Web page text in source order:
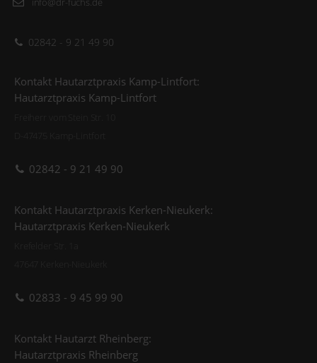
02842 - 9 21 49 90
Kontakt Hautarztpraxis Kamp-Lintfort:
Hautarztpraxis Kamp-Lintfort
02842 - 9 21 49 90
Kontakt Hautarztpraxis Kerken-Nieukerk:
Hautarztpraxis Kerken-Nieukerk
02833 - 9 45 99 90
Kontakt Hautarzt Rheinberg:
Hautarztpraxis Rheinberg